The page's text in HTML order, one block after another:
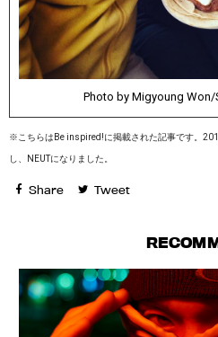
Photo by Migyoung Won/
※こちらはBe inspired!に掲載された記事です。
し、NEUTになりました。
Share Tweet